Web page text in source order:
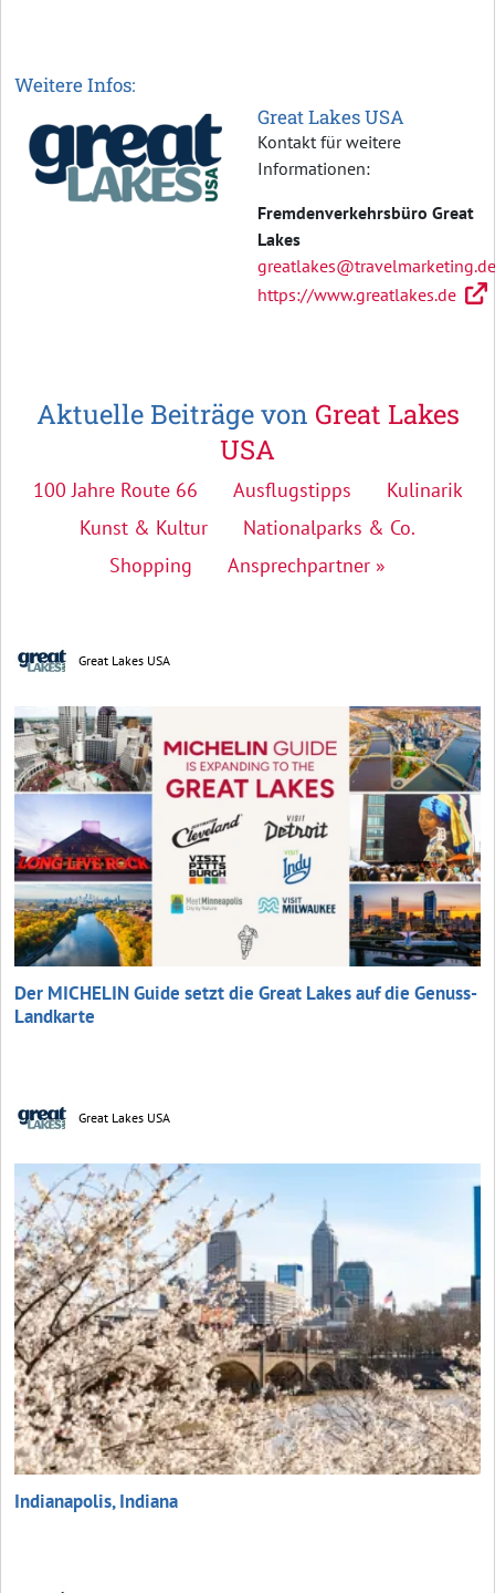
Weitere Infos:
Great Lakes USA
Kontakt für weitere
Informationen:
Fremdenverkehrsbüro Great
Lakes
greatlakes@travelmarketing.de
https://www.greatlakes.de
Aktuelle Beiträge von Great Lakes
USA
100 Jahre Route 66 Ausflugstipps
Kulinarik
Kunst & Kultur
Nationalparks & Co.
Shopping
Ansprechpartner »
Great Lakes USA
Der MICHELIN Guide setzt die Great Lakes auf die Genuss-
Landkarte
Great Lakes USA
Indianapolis, Indiana